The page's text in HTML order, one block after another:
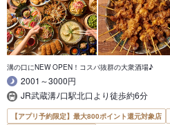
溝の口にNEW OPEN！コスパ抜群の大衆酒場♪
2001～3000円
JR武蔵溝ﾉ口駅北口より徒歩約6分
【アプリ予約限定】最大800ポイント還元対象店